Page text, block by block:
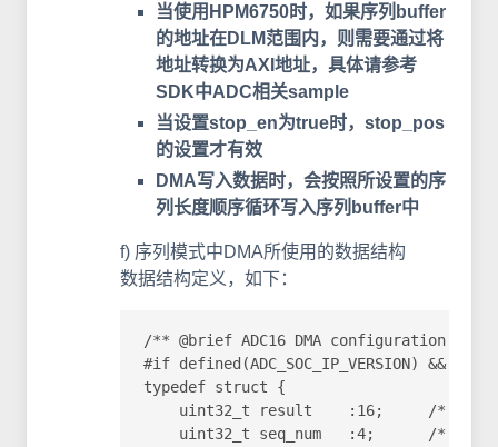
当使用HPM6750时，如果序列buffer
的地址在DLM范围内，则需要通过将
地址转换为AXI地址，具体请参考
SDK中ADC相关sample
当设置stop_en为true时，stop_pos
的设置才有效
DMA写入数据时，会按照所设置的序
列长度顺序循环写入序列buffer中
f) 序列模式中DMA所使用的数据结构
数据结构定义，如下：
/** @brief ADC16 DMA configuration
#if defined(ADC_SOC_IP_VERSION) &&
typedef struct {
uint32_t result    :16;     /* 用于
uint32_t seq_num   :4;      /* 用于表